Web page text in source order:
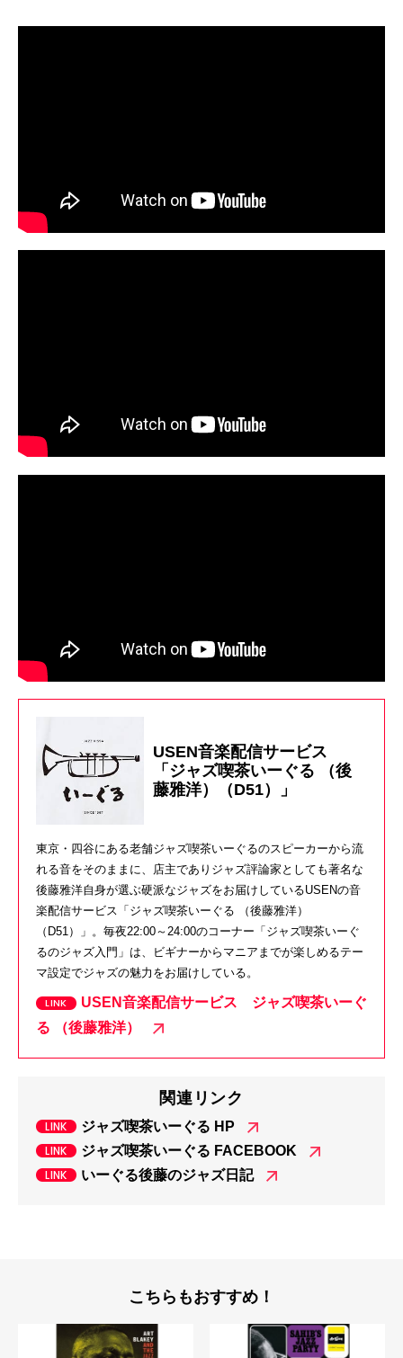
USEN音楽配信サービス
「ジャズ喫茶いーぐる （後
藤雅洋）（D51）」
東京・四谷にある老舗ジャズ喫茶いーぐるのスピーカーから流
れる音をそのままに、店主でありジャズ評論家としても著名な
後藤雅洋自身が選ぶ硬派なジャズをお届けしているUSENの音
楽配信サービス「ジャズ喫茶いーぐる （後藤雅洋）
（D51）」。毎夜22:00～24:00のコーナー「ジャズ喫茶いーぐ
るのジャズ入門」は、ビギナーからマニアまでが楽しめるテー
マ設定でジャズの魅力をお届けしている。
USEN音楽配信サービス ジャズ喫茶いーぐ
る （後藤雅洋）
関連リンク
ジャズ喫茶いーぐる HP
ジャズ喫茶いーぐる FACEBOOK
いーぐる後藤のジャズ日記
こちらもおすすめ！